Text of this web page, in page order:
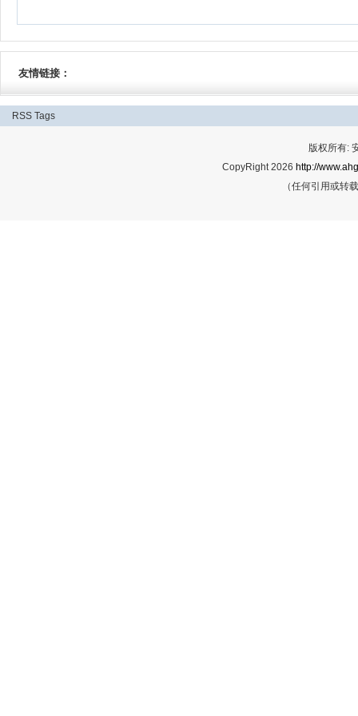
友情链接：
RSS Tags
版权所有:
CopyRight 2026 http://
（任何引用或转